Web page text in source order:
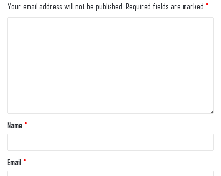
Your email address will not be published. Required fields are marked *
Name *
Email *